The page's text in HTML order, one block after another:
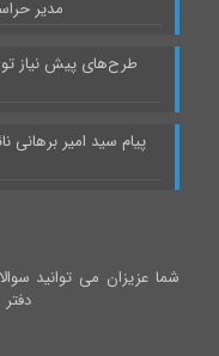
مدیر
طرح‌های پیش نیاز
پیام سید امیر برهانی
شما عزیزان می توانید
دفتر مرکزی: